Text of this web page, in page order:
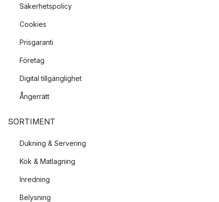
Säkerhetspolicy
Cookies
Prisgaranti
Företag
Digital tillgänglighet
Ångerrätt
SORTIMENT
Dukning & Servering
Kök & Matlagning
Inredning
Belysning